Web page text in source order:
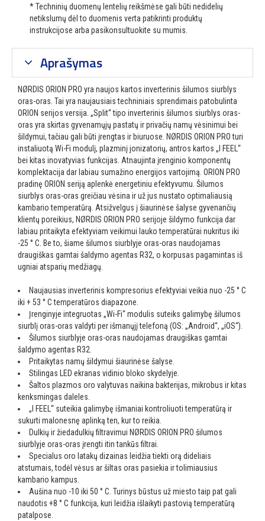
* Techninių duomenų lentelių reikšmėse gali būti nedidelių
netikslumų dėl to duomenis verta patikrinti produktų
instrukcijose arba pasikonsultuokite su mumis.
Aprašymas
NØRDIS ORION PRO yra naujos kartos inverterinis šilumos siurblys
oras-oras. Tai yra naujausiais techniniais sprendimais patobulinta
ORION serijos versija. „Split“ tipo inverterinis šilumos siurblys oras-
oras yra skirtas gyvenamųjų pastatų ir privačių namų vėsinimui bei
šildymui, tačiau gali būti įrengtas ir biuruose. NØRDIS ORION PRO turi
instaliuotą Wi-Fi modulį, plazminį jonizatorių, antros kartos „I FEEL“
bei kitas inovatyvias funkcijas. Atnaujinta įrenginio komponentų
komplektacija dar labiau sumažino energijos vartojimą. ORION PRO
pradinę ORION seriją aplenkė energetiniu efektyvumu. Šilumos
siurblys oras-oras greičiau vėsina ir už jus nustato optimaliausią
kambario temperatūrą. Atsižvelgus į šiaurinėse šalyse gyvenančių
klientų poreikius, NØRDIS ORION PRO serijoje šildymo funkcija dar
labiau pritaikyta efektyviam veikimui lauko temperatūrai nukritus iki
-25 ° C. Be to, šiame šilumos siurblyje oras-oras naudojamas
draugiškas gamtai šaldymo agentas R32, o korpusas pagamintas iš
ugniai atsparių medžiagų.
Naujausias inverterinis kompresorius efektyviai veikia nuo -25 ° C
iki + 53 ° C temperatūros diapazone.
Įrenginyje integruotas „Wi-Fi“ modulis suteiks galimybę šilumos
siurblį oras-oras valdyti per išmanųjį telefoną (OS: „Android“, „iOS“).
Šilumos siurblyje oras-oras naudojamas draugiškas gamtai
šaldymo agentas R32.
Pritaikytas namų šildymui šiaurinėse šalyse.
Stilingas LED ekranas vidinio bloko skydelyje.
Šaltos plazmos oro valytuvas naikina bakterijas, mikrobus ir kitas
kenksmingas daleles.
„I FEEL“ suteikia galimybę išmaniai kontroliuoti temperatūrą ir
sukurti malonesnę aplinką ten, kur to reikia.
Dulkių ir žiedadulkių filtravimui NØRDIS ORION PRO šilumos
siurblyje oras-oras įrengti itin tankūs filtrai.
Specialus oro latakų dizainas leidžia tiekti orą dideliais
atstumais, todėl vėsus ar šiltas oras pasiekia ir tolimiausius
kambario kampus.
Aušina nuo -10 iki 50 ° C. Turinys būstus už miesto taip pat gali
naudotis +8 ° C funkcija, kuri leidžia išlaikyti pastovią temperatūrą
patalpose.